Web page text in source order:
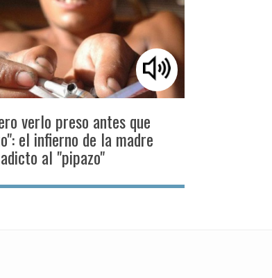
verlo preso antes que
el infierno de la madre
al "pipazo"